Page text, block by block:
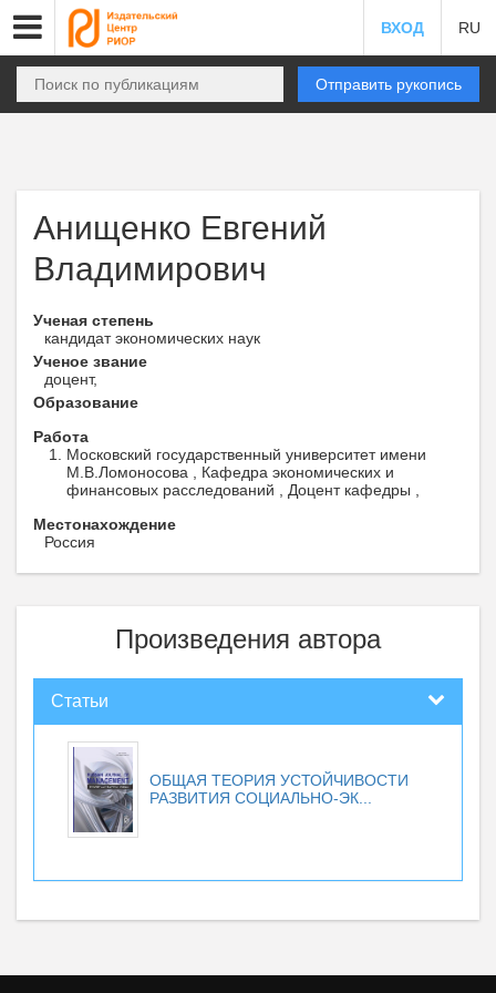
ВХОД RU
Отправить рукопись
Анищенко Евгений
Владимирович
Ученая степень
кандидат экономических наук
Ученое звание
доцент,
Образование
Работа
Московский государственный университет имени
М.В.Ломоносова , Кафедра экономических и
финансовых расследований , Доцент кафедры ,
Местонахождение
Россия
Произведения автора
Статьи
ОБЩАЯ ТЕОРИЯ УСТОЙЧИВОСТИ
РАЗВИТИЯ СОЦИАЛЬНО-ЭК...